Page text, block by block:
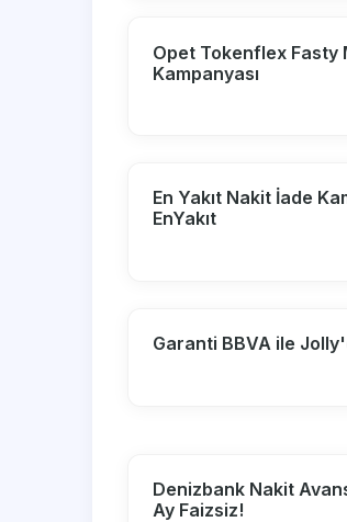
Opet Tokenflex Fasty
Kampanyası
En Yakıt Nakit İade
EnYakıt
Garanti BBVA ile
Denizbank Nakit
Ay Faizsiz!